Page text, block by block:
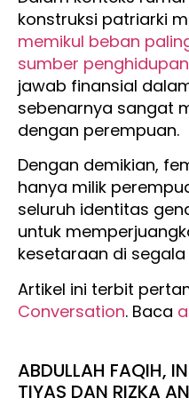
konstruksi patriarki
memikul beban
sumber penghidupan
jawab finansial
sebenarnya sangat
dengan perempuan.
Dengan demikian,
hanya milik
seluruh identitas
untuk
kesetaraan di segala
Artikel ini terbit
Conversation. Baca
ABDULLAH FAQIH,
TIYAS DAN RIZKA